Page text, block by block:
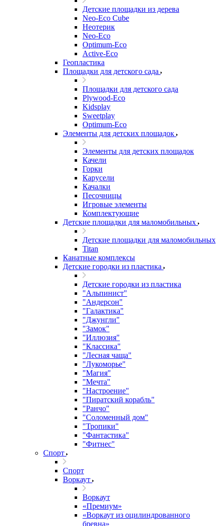
Детские площадки из дерева
Neo-Eco Cube
Неотерик
Neo-Eco
Оptimum-Еco
Active-Eco
Геопластика
Площадки для детского сада
Площадки для детского сада
Plywood-Eco
Kidsplay
Sweetplay
Оptimum-Еco
Элементы для детских площадок
Элементы для детских площадок
Качели
Горки
Карусели
Качалки
Песочницы
Игровые элементы
Комплектующие
Детские площадки для маломобильных
Детские площадки для маломобильных
Titan
Канатные комплексы
Детские городки из пластика
Детские городки из пластика
"Альпинист"
"Андерсон"
"Галактика"
"Джунгли"
"Замок"
"Иллюзия"
"Классика"
"Лесная чаща"
"Лукоморье"
"Магия"
"Мечта"
"Настроение"
"Пиратский корабль"
"Ранчо"
"Соломенный дом"
"Тропики"
"Фантастика"
"Фитнес"
Спорт
Спорт
Воркаут
Воркаут
«Премиум»
«Воркаут из оцилиндрованного
бревна»